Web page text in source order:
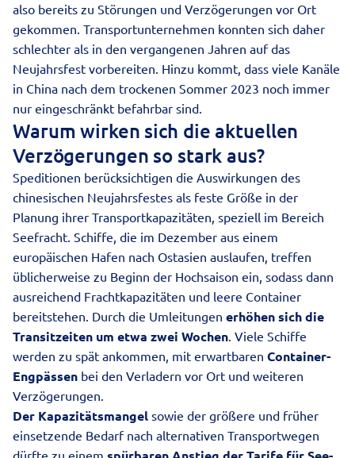
also bereits zu Störungen und Verzögerungen vor Ort
gekommen. Transportunternehmen konnten sich daher
schlechter als in den vergangenen Jahren auf das
Neujahrsfest vorbereiten. Hinzu kommt, dass viele Kanäle
in China nach dem trockenen Sommer 2023 noch immer
nur eingeschränkt befahrbar sind.
Warum wirken sich die aktuellen
Verzögerungen so stark aus?
Speditionen berücksichtigen die Auswirkungen des
chinesischen Neujahrsfestes als feste Größe in der
Planung ihrer Transportkapazitäten, speziell im Bereich
Seefracht. Schiffe, die im Dezember aus einem
europäischen Hafen nach Ostasien auslaufen, treffen
üblicherweise zu Beginn der Hochsaison ein, sodass dann
ausreichend Frachtkapazitäten und leere Container
bereitstehen. Durch die Umleitungen erhöhen sich die
Transitzeiten um etwa zwei Wochen. Viele Schiffe
werden zu spät ankommen, mit erwartbaren Container-
Engpässen bei den Verladern vor Ort und weiteren
Verzögerungen.
Der Kapazitätsmangel sowie der größere und früher
einsetzende Bedarf nach alternativen Transportwegen